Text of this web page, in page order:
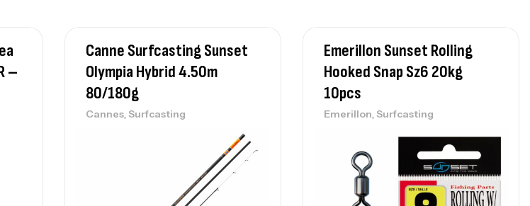
Canne Sunset Beachstriker Surf Hybrid
د.ت239,000
Canne Sunset Secret Cove 450 Cm 100
–
Canne Surfcasting Sunset
Olympia Hybrid 4.50m
80/180g
Cannes, Surfcasting
Emerillon Sunset Rolling
Hooked Snap Sz6 20kg
10pcs
Emerillon, Surfcasting